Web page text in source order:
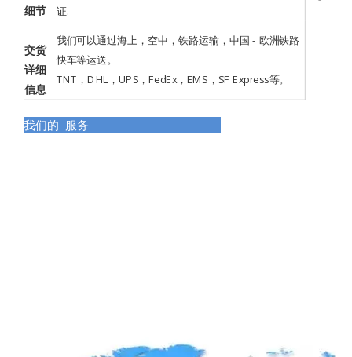
细节
证.
交货
详细
信息
我们可以通过海上，空中，铁路运输，中国 - 欧洲铁路
快车等运送。
TNT，DHL，UPS，FedEx，EMS，SF Express等。
我们的 服务